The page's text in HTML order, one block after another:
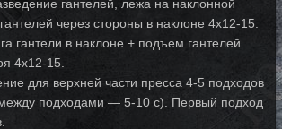
гантелей, лежа на наклонной
через стороны в наклоне 4x12-15.
гантели в наклоне + подъем гантелей
4x12-15.
для верхней части пресса 4-5 подходов
подходами — 5-10 с). Первый подход